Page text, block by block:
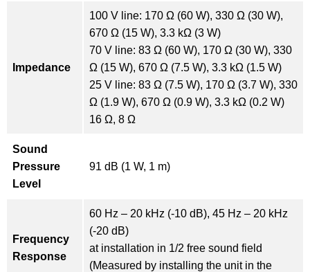
Impedance
100 V line: 170 Ω (60 W), 330 Ω (30 W),
670 Ω (15 W), 3.3 kΩ (3 W)
70 V line: 83 Ω (60 W), 170 Ω (30 W), 330
Ω (15 W), 670 Ω (7.5 W), 3.3 kΩ (1.5 W)
25 V line: 83 Ω (7.5 W), 170 Ω (3.7 W), 330
Ω (1.9 W), 670 Ω (0.9 W), 3.3 kΩ (0.2 W)
16 Ω, 8 Ω
Sound
Pressure
Level
91 dB (1 W, 1 m)
Frequency
Response
60 Hz – 20 kHz (-10 dB), 45 Hz – 20 kHz
(-20 dB)
at installation in 1/2 free sound field
(Measured by installing the unit in the